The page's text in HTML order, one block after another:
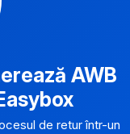
AWB
de retur într-un